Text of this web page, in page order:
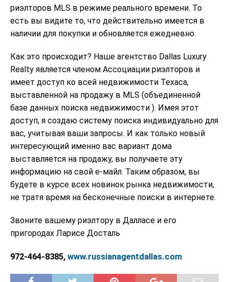
риэлторов MLS в режиме реального времени. То
есть вы видите то, что действительно имеется в
наличии для покупки и обновляется ежедневно.
Как это происходит? Наше агентство Dallas Luxury
Realty является членом Ассоциации риэлторов и
имеет доступ ко всей недвижимости Техаса,
выставленной на продажу в MLS (объединенной
базе данных поиска недвижимости ). Имея этот
доступ, я создаю систему поиска индивидуально для
вас, учитывая ваши запросы. И как только новый
интересующий именно вас вариант дома
выставляется на продажу, вы получаете эту
информацию на свой е-майл. Таким образом, вы
будете в курсе всех новинок рынка недвижимости,
не тратя время на бесконечные поиски в интернете.
Звоните вашему риэлтору в Далласе и его
пригородах Ларисе Досталь
972-464-8385, www.russianagentdallas.com